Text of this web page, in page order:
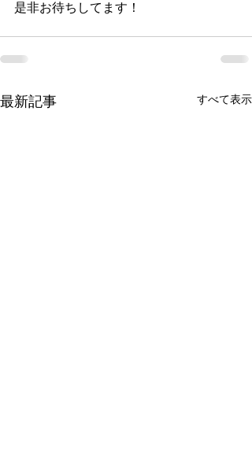
是非お待ちしてます！
最新記事 すべて表示